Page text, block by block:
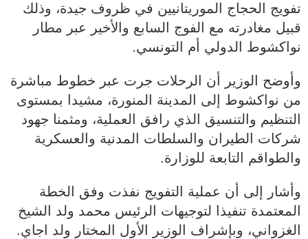
تفويج الحجاج الموريتانيين في ظروف جيدة، وذلك
قبيل مغادرته مع الفوج السابع والأخير عبر مطار
نواكشوط الدولي أم التونسي.
وأوضح الوزير أن الرحلات جرت عبر خطوط مباشرة
من نواكشوط إلى المدينة المنورة، مشيدا بمستوى
التنظيم والتنسيق الذي رافق العملية، ومثمنا جهود
شركات الطيران والسلطات المدنية والعسكرية
والطواقم التابعة للوزارة.
وأشار إلى أن عملية التفويج نفذت وفق الخطة
المعتمدة تنفيذا لتوجيهات الرئيس محمد ولد الشيخ
الغزواني، وبإشراف الوزير الأول المختار ولد اجاي.